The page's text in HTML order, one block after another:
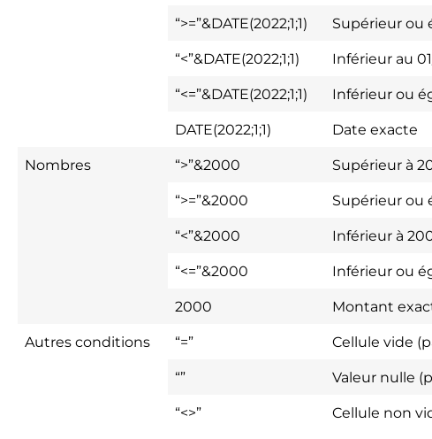
“>=”&DATE(2022;1;1)
Supérieur ou
“<”&DATE(2022;1;1)
Inférieur au
“<=”&DATE(2022;1;1)
Inférieur ou
DATE(2022;1;1)
Date exacte
Nombres
“>”&2000
Supérieur à
“>=”&2000
Supérieur ou
“<”&2000
Inférieur à
“<=”&2000
Inférieur ou
2000
Montant
Autres conditions
“=”
Cellule vide
“”
Valeur nulle
“<>”
Cellule non